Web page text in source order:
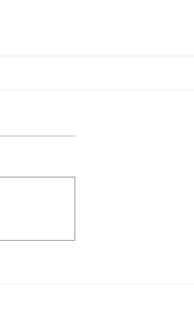
The Shortcut Debate